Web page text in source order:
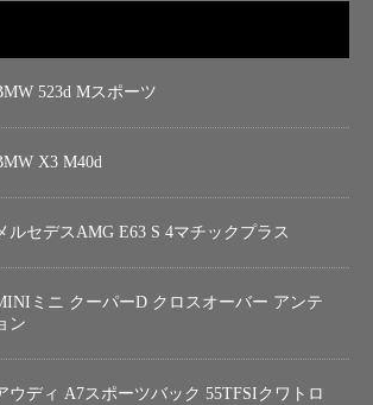
523d Mスポーツ
X3 M40d
セデスAMG E63 S 4マチックプラス
ミニ クーパーD クロスオーバー アンテ
ン
ディ A7スポーツバック 55TFSIクワトロ